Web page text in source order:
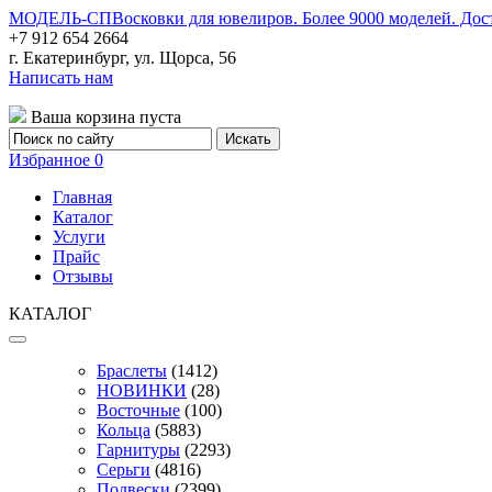
МОДЕЛЬ-СПВосковки для ювелиров. Более 9000 моделей.
+7 912 654 2664
г. Екатеринбург, ул. Щорса, 56
Написать нам
Ваша корзина пуста
Избранное 0
Главная
Каталог
Услуги
Прайс
Отзывы
КАТАЛОГ
Браслеты (1412)
НОВИНКИ (28)
Восточные (100)
Кольца (5883)
Гарнитуры (2293)
Серьги (4816)